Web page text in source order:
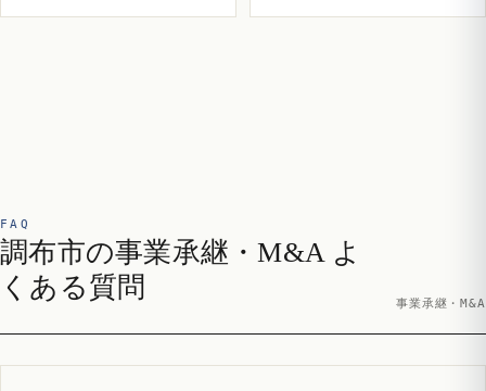
FAQ
調布市の事業承継・M&A よ
くある質問
事業承継・M&A